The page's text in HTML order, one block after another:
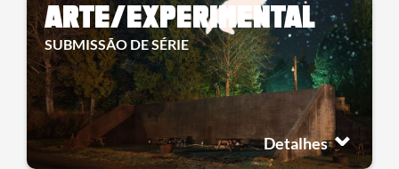
ARTE/EXPERIMENTAL
SUBMISSÃO DE SÉRIE
Detalhes